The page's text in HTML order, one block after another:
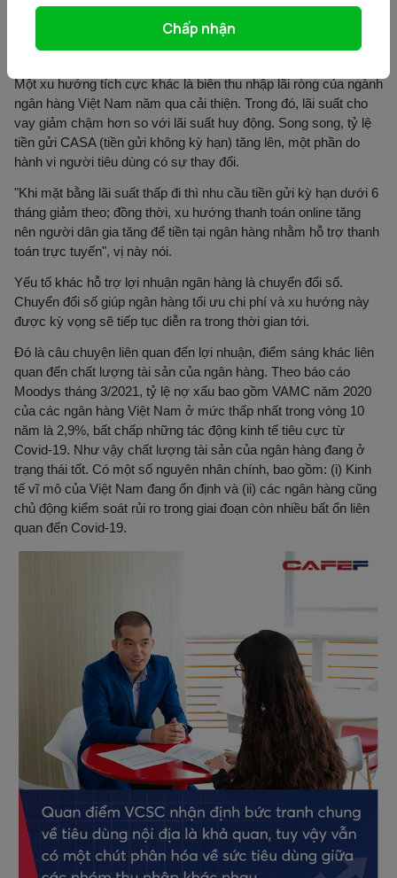
nước lân cận như Thái Lan, Indonesia, Philipphines, Malaysia…
thì gần như không tăng trưởng tín dụng, hoặc ở mức thấp 1
chữ số. Thậm chí lợi nhuận của họ sụt giảm mạnh.
Một xu hướng tích cực khác là biên thu nhập lãi ròng của ngành
ngân hàng Việt Nam năm qua cải thiện. Trong đó, lãi suất cho
vay giảm chậm hơn so với lãi suất huy động. Song song, tỷ lệ
tiền gửi CASA (tiền gửi không kỳ hạn) tăng lên, một phần do
hành vi người tiêu dùng có sự thay đổi.
"Khi mặt bằng lãi suất thấp đi thì nhu cầu tiền gửi kỳ hạn dưới 6
tháng giảm theo; đồng thời, xu hướng thanh toán online tăng
nên người dân gia tăng để tiền tại ngân hàng nhằm hỗ trợ thanh
toán trực tuyến", vị này nói.
Yếu tố khác hỗ trợ lợi nhuận ngân hàng là chuyển đổi số.
Chuyển đổi số giúp ngân hàng tối ưu chi phí và xu hướng này
được kỳ vọng sẽ tiếp tục diễn ra trong thời gian tới.
Đó là câu chuyện liên quan đến lợi nhuận, điểm sáng khác liên
quan đến chất lượng tài sản của ngân hàng. Theo báo cáo
Moodys tháng 3/2021, tỷ lệ nợ xấu bao gồm VAMC năm 2020
của các ngân hàng Việt Nam ở mức thấp nhất trong vòng 10
năm là 2,9%, bất chấp những tác động kinh tế tiêu cực từ
Covid-19. Như vậy chất lượng tài sản của ngân hàng đang ở
trạng thái tốt. Có một số nguyên nhân chính, bao gồm: (i) Kinh
tế vĩ mô của Việt Nam đang ổn định và (ii) các ngân hàng cũng
chủ động kiểm soát rủi ro trong giai đoạn còn nhiều bất ổn liên
quan đến Covid-19.
Chấp nhận